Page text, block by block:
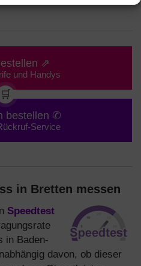
⇗
und Handys
🛒
bestellen ✆
Service
in Bretten messen
Speedtest
in Baden-
davon, ob dieser